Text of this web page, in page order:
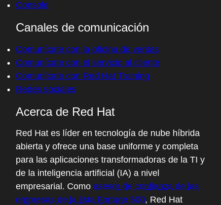
Console
Canales de comunicación
Comunícate con la oficina de ventas
Comunícate con el servicio al cliente
Comunícate con Red Hat Training
Redes sociales
Acerca de Red Hat
Red Hat es líder en tecnología de nube híbrida
abierta y ofrece una base uniforme y completa
para las aplicaciones transformadoras de la TI y
de la inteligencia artificial (IA) a nivel
empresarial. Como asesor de confianza de las
empresas de la lista Fortune 500, Red Hat